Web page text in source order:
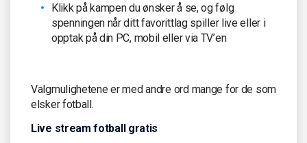
Klikk på kampen du ønsker å se, og følg
spenningen når ditt favorittlag spiller live eller i
opptak på din PC, mobil eller via TV’en
Valgmulighetene er med andre ord mange for de som
elsker fotball.
Live stream fotball gratis